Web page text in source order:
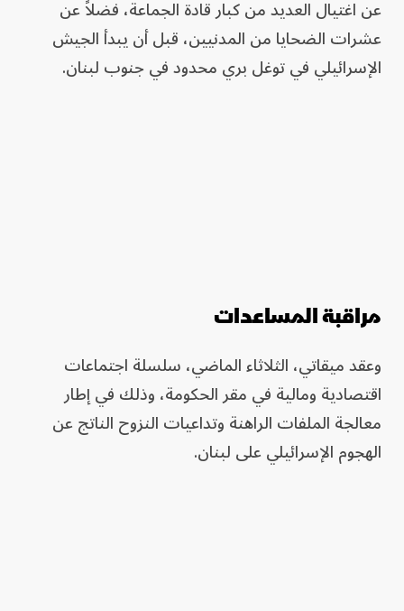
عن اغتيال العديد من كبار قادة الجماعة، فضلاً عن
عشرات الضحايا من المدنيين، قبل أن يبدأ الجيش
الإسرائيلي في توغل بري محدود في جنوب لبنان.
مراقبة المساعدات
وعقد ميقاتي، الثلاثاء الماضي، سلسلة اجتماعات
اقتصادية ومالية في مقر الحكومة، وذلك في إطار
معالجة الملفات الراهنة وتداعيات النزوح الناتج عن
الهجوم الإسرائيلي على لبنان.